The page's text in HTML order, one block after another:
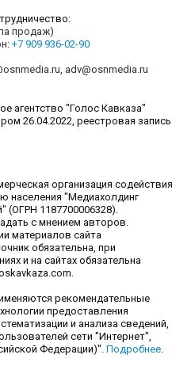
продаж)
+7 909 936-02-90
adv@osnmedia.ru
агентство "Голос Кавказа"
26.04.2022, реестровая запись
организация содействия
населения "Медиахолдинг
(ОГРН 1187700006328).
с мнением авторов.
материалов сайта
обязательна, при
и на сайтах обязательна
рекомендательные
предоставления
и анализа сведений,
сети "Интернет",
Федерации)". Подробнее